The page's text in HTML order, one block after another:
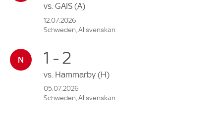
vs. GAIS (A)
12.07.2026
Schweden, Allsvenskan
1 - 2
vs. Hammarby (H)
05.07.2026
Schweden, Allsvenskan